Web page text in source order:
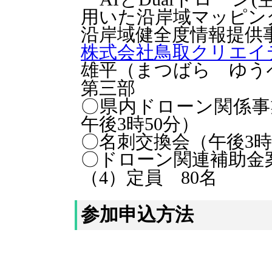
用いた沿岸域マッピ
沿岸域健全度情報提供
株式会社鳥取クリエ
雄平（まつばら ゆう
第三部
〇県内ドローン関係
午後3時50分）
〇名刺交換会（午後3
〇ドローン関連補助金
（4）定員 80名
参加申込方法